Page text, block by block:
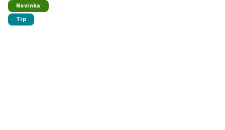
Novinka
Tip